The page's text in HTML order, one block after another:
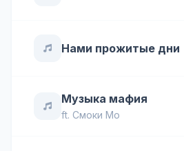
Нами прожитые дни
Музыка мафия
ft. Смоки Мо